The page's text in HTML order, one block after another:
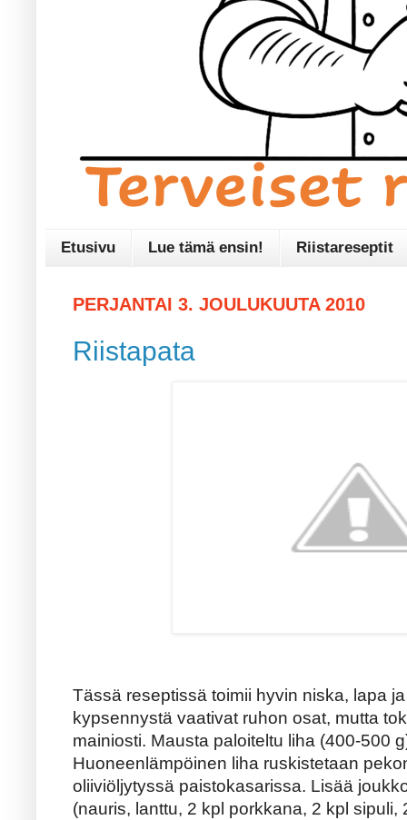
Etusivu Lue tämä ensin! Riistareseptit
PERJANTAI 3. JOULUKUUTA 2010
Riistapata
Tässä reseptissä toimii hyvin niska, lapa
kypsennystä vaativat ruhon osat, mutta
mainiosti. Mausta paloiteltu liha (400-500
Huoneenlämpöinen liha ruskistetaan
oliiviöljytyssä paistokasarissa. Lisää
(nauris, lanttu, 2 kpl porkkana, 2 kpl sipuli,